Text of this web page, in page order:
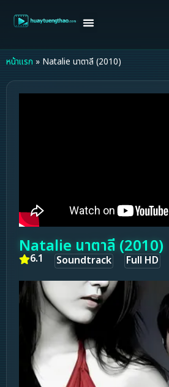
หน้าแรก » Natalie นาตาลี (2010)
Natalie นาตาลี (2010)
6.1 Soundtrack Full HD